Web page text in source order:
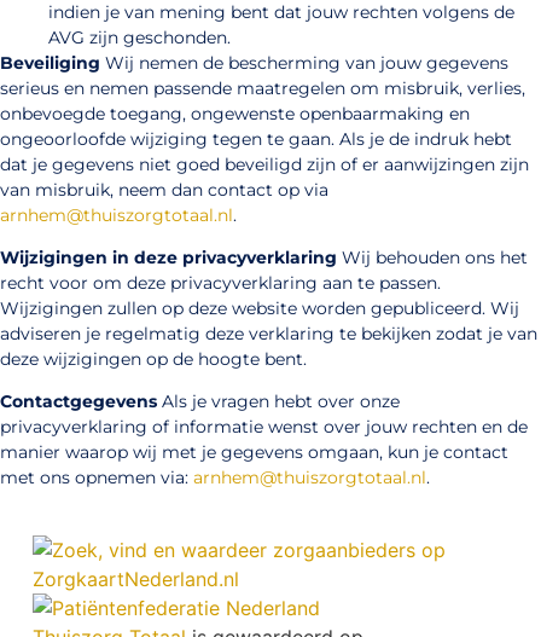
indien je van mening bent dat jouw rechten volgens de
AVG zijn geschonden.
Beveiliging Wij nemen de bescherming van jouw gegevens
serieus en nemen passende maatregelen om misbruik, verlies,
onbevoegde toegang, ongewenste openbaarmaking en
ongeoorloofde wijziging tegen te gaan. Als je de indruk hebt
dat je gegevens niet goed beveiligd zijn of er aanwijzingen zijn
van misbruik, neem dan contact op via
arnhem@thuiszorgtotaal.nl.
Wijzigingen in deze privacyverklaring Wij behouden ons het
recht voor om deze privacyverklaring aan te passen.
Wijzigingen zullen op deze website worden gepubliceerd. Wij
adviseren je regelmatig deze verklaring te bekijken zodat je van
deze wijzigingen op de hoogte bent.
Contactgegevens Als je vragen hebt over onze
privacyverklaring of informatie wenst over jouw rechten en de
manier waarop wij met je gegevens omgaan, kun je contact
met ons opnemen via: arnhem@thuiszorgtotaal.nl.